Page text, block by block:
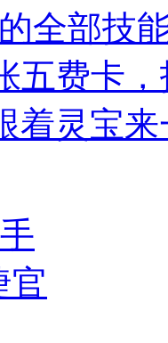
全部技
五费卡
着灵宝